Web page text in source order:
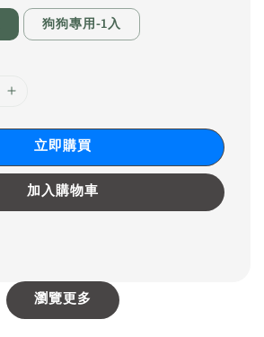
狗狗專用-1入
立即購買
加入購物車
瀏覽更多